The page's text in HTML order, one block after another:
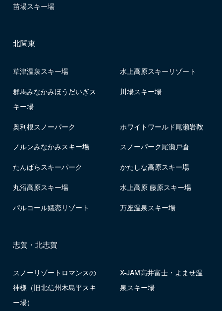
苗場スキー場
北関東
草津温泉スキー場 水上高原スキーリゾート
群馬みなかみほうだいぎス
キー場
川場スキー場
奥利根スノーパーク ホワイトワールド尾瀬岩鞍
ノルンみなかみスキー場 スノーパーク尾瀬戸倉
たんばらスキーパーク かたしな高原スキー場
丸沼高原スキー場 水上高原 藤原スキー場
パルコール嬬恋リゾート 万座温泉スキー場
志賀・北志賀
スノーリゾートロマンスの
神様（旧北信州木島平スキ
ー場）
X-JAM高井富士・よませ温
泉スキー場